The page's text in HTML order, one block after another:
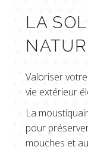
LA
Valoriser
vie extérieur
La
pour
mouches et